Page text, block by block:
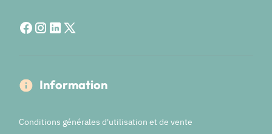
Information
Conditions générales d'utilisation et de vente